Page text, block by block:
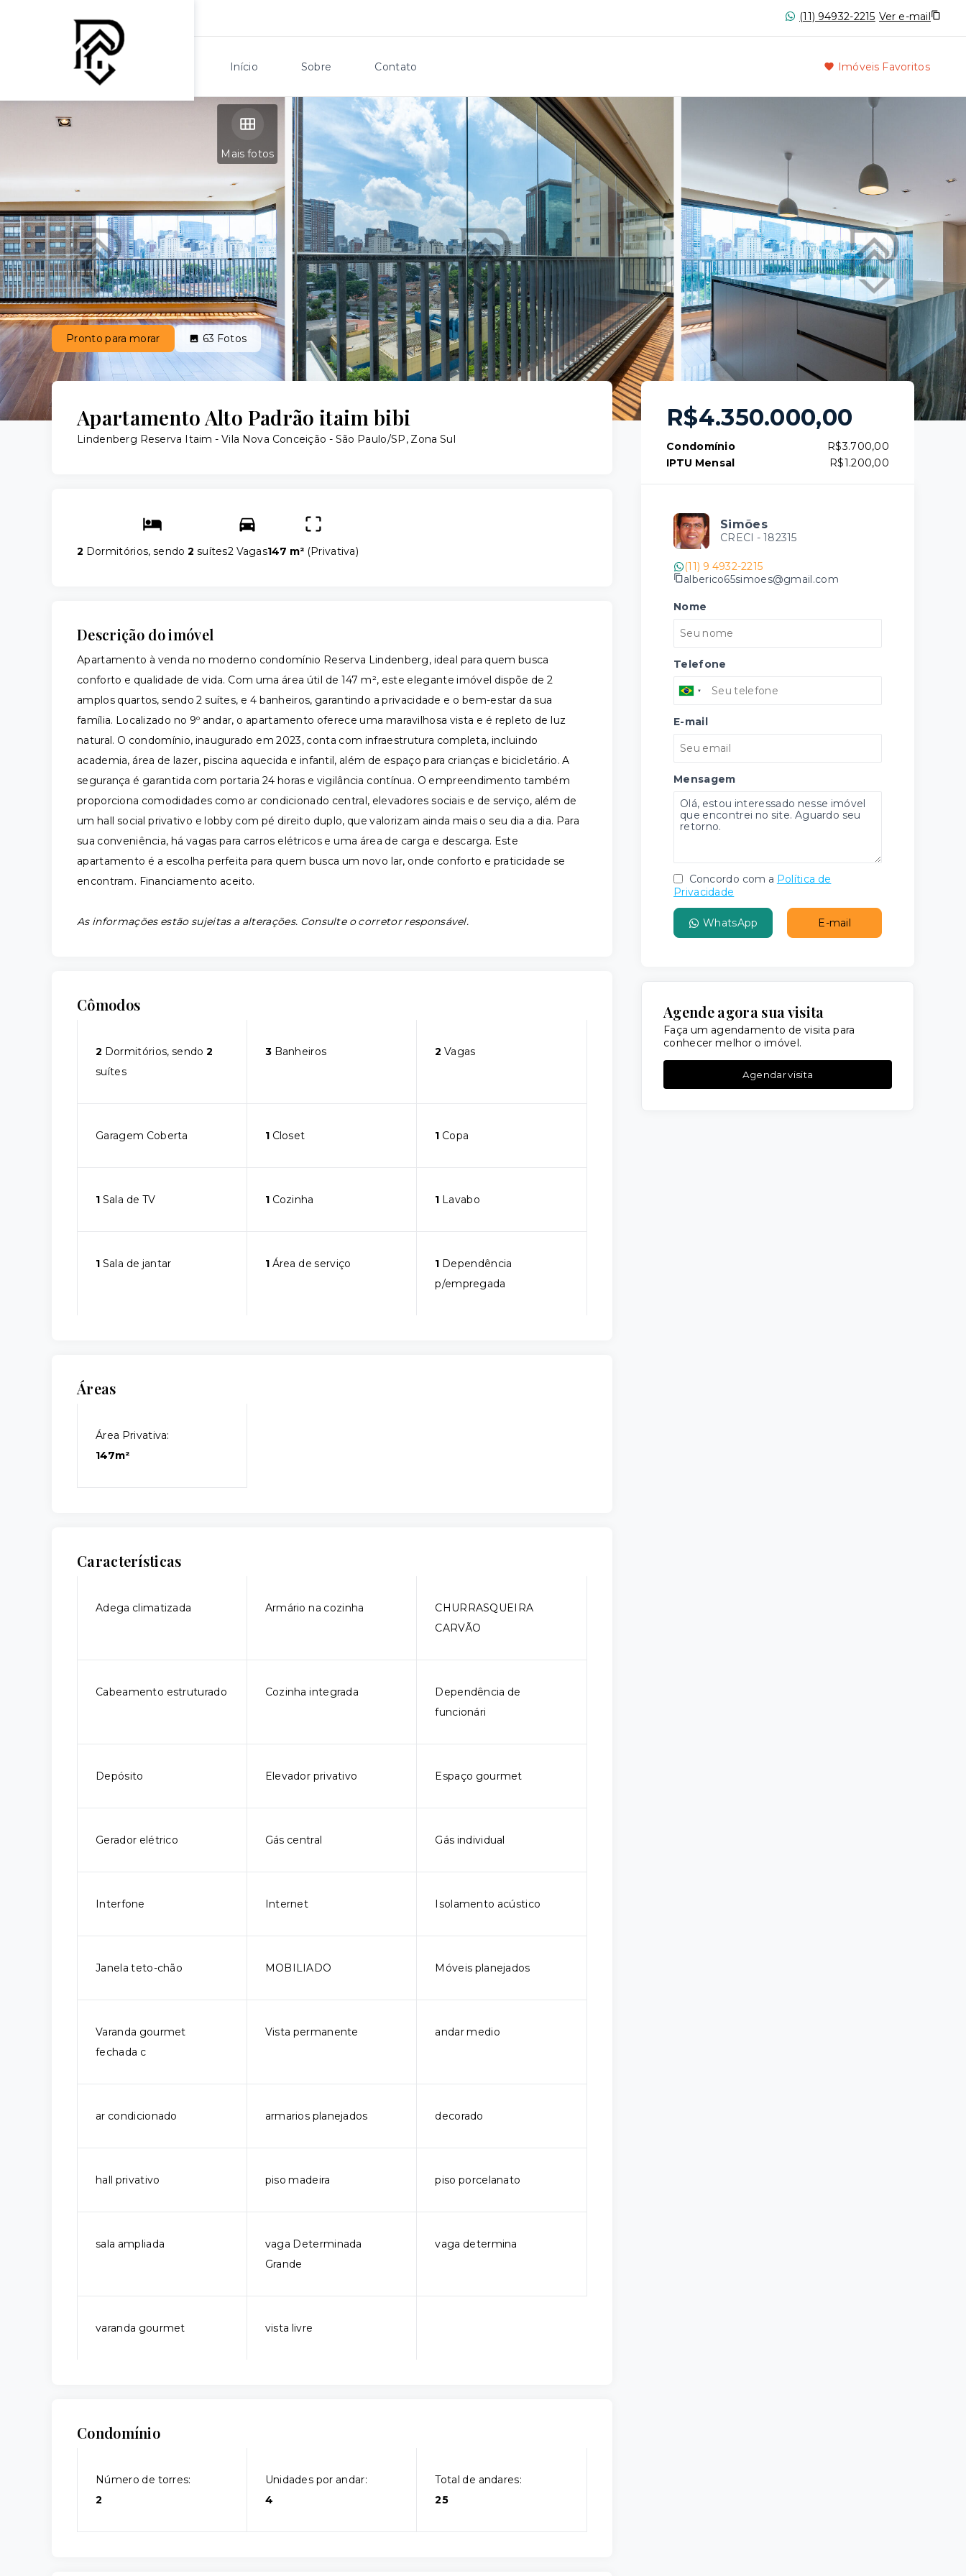
(11) 94932-2215 Ver e-mail
Início Sobre Contato Imóveis Favoritos
Mais fotos
Pronto para morar 63 Fotos
Apartamento Alto Padrão itaim bibi
Lindenberg Reserva Itaim -Vila Nova Conceição - São Paulo/SP, Zona Sul
2 Dormitórios, sendo2 suítes2 Vagas147 m² (Privativa)
Descrição do imóvel
Apartamento à venda no moderno condomínio Reserva Lindenberg, ideal para quem busca
conforto e qualidade de vida. Com uma área útil de 147 m², este elegante imóvel dispõe de 2
amplos quartos, sendo 2 suítes, e 4 banheiros, garantindo a privacidade e o bem-estar da sua
família. Localizado no 9º andar, o apartamento oferece uma maravilhosa vista e é repleto de luz
natural. O condomínio, inaugurado em 2023, conta com infraestrutura completa, incluindo
academia, área de lazer, piscina aquecida e infantil, além de espaço para crianças e bicicletário. A
segurança é garantida com portaria 24 horas e vigilância contínua. O empreendimento também
proporciona comodidades como ar condicionado central, elevadores sociais e de serviço, além de
um hall social privativo e lobby com pé direito duplo, que valorizam ainda mais o seu dia a dia. Para
sua conveniência, há vagas para carros elétricos e uma área de carga e descarga. Este
apartamento é a escolha perfeita para quem busca um novo lar, onde conforto e praticidade se
encontram. Financiamento aceito.
As informações estão sujeitas a alterações. Consulte o corretor responsável.
Cômodos
2 Dormitórios, sendo2
suítes
3Banheiros 2 Vagas
Garagem Coberta 1Closet 1 Copa
1 Sala de TV 1Cozinha 1 Lavabo
1 Sala de jantar 1Área de serviço 1 Dependência
p/empregada
Áreas
Área Privativa:
147m²
Características
Adega climatizada Armário na cozinha
CHURRASQUEIRA
CARVÃO
Cabeamento estruturado Cozinha integrada
Dependência de
funcionári
Depósito Elevador privativo Espaço gourmet
Gerador elétrico Gás central Gás individual
Interfone Internet Isolamento acústico
Janela teto-chão MOBILIADO Móveis planejados
Varanda gourmet
fechada c
Vista permanente andar medio
ar condicionado armarios planejados decorado
hall privativo piso madeira piso porcelanato
sala ampliada
vaga Determinada
Grande
vaga determina
varanda gourmet vista livre
Condomínio
Número de torres:
2
Unidades por andar:
4
Total de andares:
25
R$4.350.000,00
Condomínio
R$3.700,00
IPTU Mensal
R$1.200,00
Simões
CRECI - 182315
(11) 9 4932-2215
alberico65simoes@gmail.com
Nome
Telefone
E-mail
Mensagem
Concordo com a Política de
Privacidade
WhatsApp E-mail
Agende agora sua visita
Faça um agendamento de visita para
conhecer melhor o imóvel.
Agendar visita